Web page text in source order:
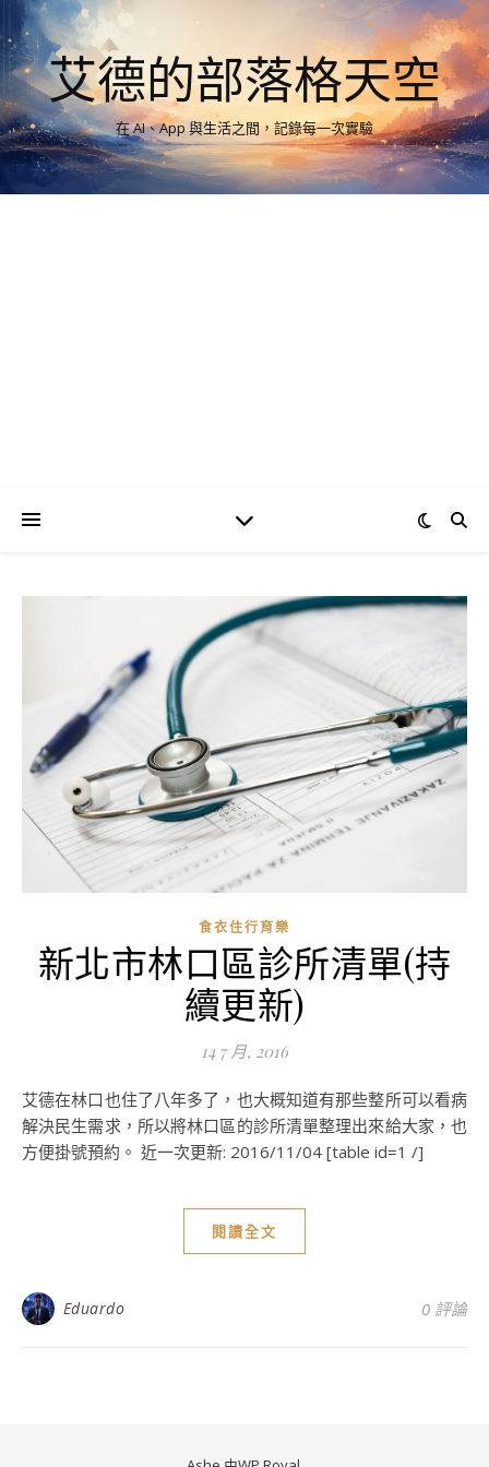
艾德的部落格天空
在 AI、App 與生活之間，記錄每一次實驗
食衣住行育樂
新北市林口區診所清單(持
續更新)
14 7 月, 2016
艾德在林口也住了八年多了，也大概知道有那些整所可以看病
解決民生需求，所以將林口區的診所清單整理出來給大家，也
方便掛號預約。 近一次更新: 2016/11/04 [table id=1 /]
閱讀全文
Eduardo 0 評論